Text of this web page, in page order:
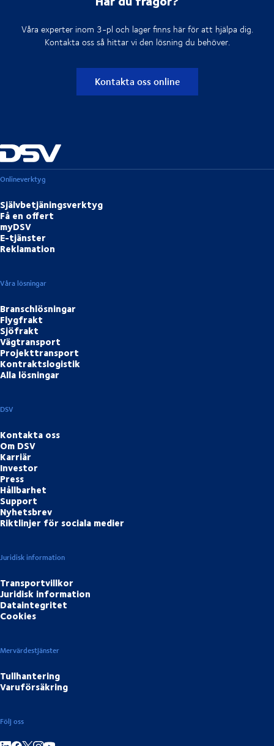
Våra experter inom 3-pl och lager finns här för att hjälpa dig.
Kontakta oss så hittar vi den lösning du behöver.
Kontakta oss online
Onlineverktyg
Självbetjäningsverktyg
Få en offert
myDSV
E-tjänster
Reklamation
Våra lösningar
Branschlösningar
Flygfrakt
Sjöfrakt
Vägtransport
Projekttransport
Kontraktslogistik
Alla lösningar
DSV
Kontakta oss
Om DSV
Karriär
Investor
Press
Hållbarhet
Support
Nyhetsbrev
Riktlinjer för sociala medier
Juridisk information
Transportvillkor
Juridisk information
Dataintegritet
Cookies
Mervärdestjänster
Tullhantering
Varuförsäkring
Följ oss